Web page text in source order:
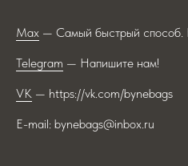
Max — Самый быстрый способ.
Telegram — Напишите нам!
VK — https://vk.com/bynebags
E-mail: bynebags@inbox.ru